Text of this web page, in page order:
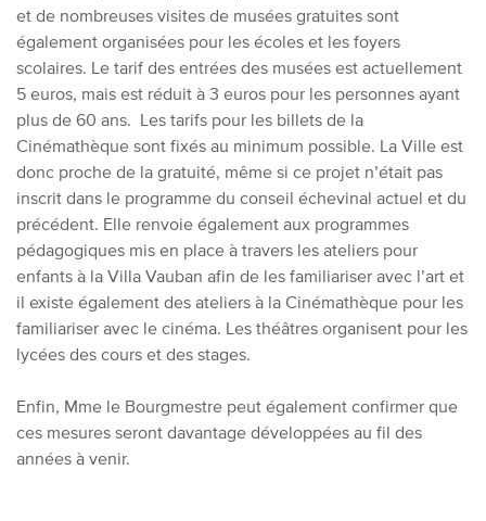
et de nombreuses visites de musées gratuites sont
également organisées pour les écoles et les foyers
scolaires. Le tarif des entrées des musées est actuellement
5 euros, mais est réduit à 3 euros pour les personnes ayant
plus de 60 ans. Les tarifs pour les billets de la
Cinémathèque sont fixés au minimum possible. La Ville est
donc proche de la gratuité, même si ce projet n’était pas
inscrit dans le programme du conseil échevinal actuel et du
précédent. Elle renvoie également aux programmes
pédagogiques mis en place à travers les ateliers pour
enfants à la Villa Vauban afin de les familiariser avec l’art et
il existe également des ateliers à la Cinémathèque pour les
familiariser avec le cinéma. Les théâtres organisent pour les
lycées des cours et des stages.
Enfin, Mme le Bourgmestre peut également confirmer que
ces mesures seront davantage développées au fil des
années à venir.